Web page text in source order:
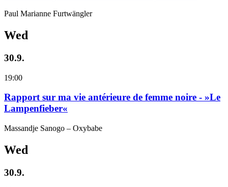
Paul Marianne Furtwängler
Wed
30.9.
19:00
Rapport sur ma vie antérieure de femme noire - »Le
Lampenfieber«
Massandje Sanogo – Oxybabe
Wed
30.9.